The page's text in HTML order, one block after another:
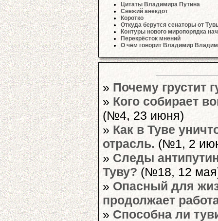
Цитаты Владимира Путина
Свежий анекдот
Коротко
Откуда берутся сенаторы от
Контуры нового миропорядка
Перекрёсток мнений
О чём говорит Владимир
» Почему грустит
» Кого собирает
(№4, 23 июня)
» Как в Туве
отрасль. (№1, 2
» Следы
Туву? (№18, 12
» Опасный для
продолжает
» Способна ли